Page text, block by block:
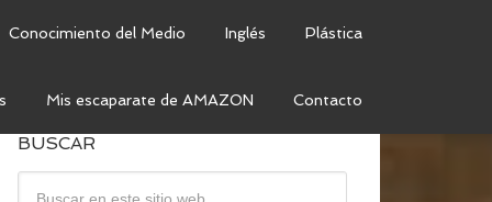
Conocimiento del Medio Inglés Plástica
Mis escaparate de AMAZON Contacto
BUSCAR